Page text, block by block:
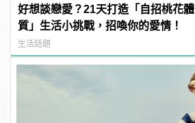
好想談戀愛？21天打造「自招桃花體
質」生活小挑戰，招喚你的愛情！
生活話題